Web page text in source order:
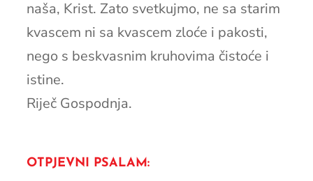
naša, Krist. Zato svetkujmo, ne sa starim
kvascem ni sa kvascem zloće i pakosti,
nego s beskvasnim kruhovima čistoće i
istine.
Riječ Gospodnja.
OTPJEVNI PSALAM: